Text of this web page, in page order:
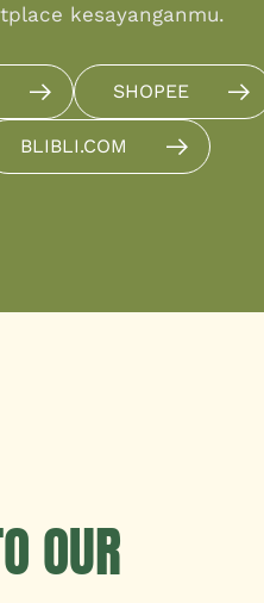
kesayanganmu.
SHOPEE
BLIBLI.COM
OUR